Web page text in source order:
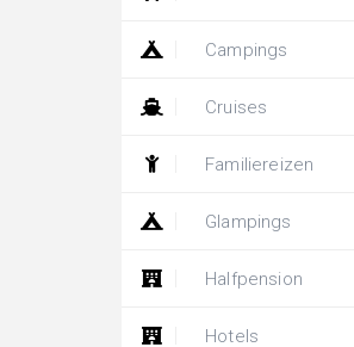
Campings
Cruises
Familiereizen
Glampings
Halfpension
Hotels